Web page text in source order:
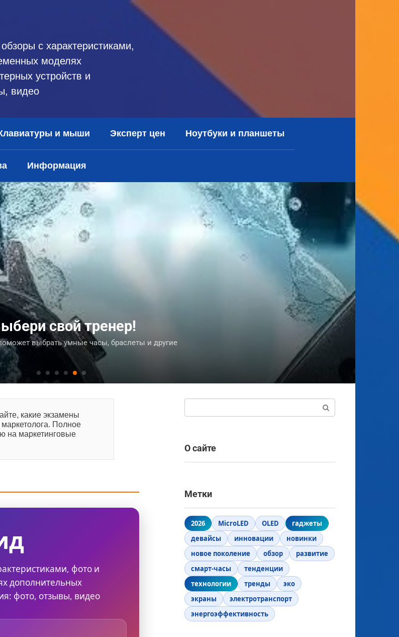
с характеристиками,
моделях
устройств и
видео
и мыши Эксперт цен Ноутбуки и планшеты
Информация
2026: Максимум производительности
моделей с Snapdragon 8 Elite Gen 5
какие экзамены
Полное
на маркетинговые
фото и
дополнительных
фото, отзывы, видео
О сайте
Метки
2026 MicroLED OLED
гаджеты
девайсы
инновации
новинки
новое поколение
обзор
развитие
смарт-часы
тенденции
технологии
тренды
эко
экраны
электротранспорт
энергоэффективность